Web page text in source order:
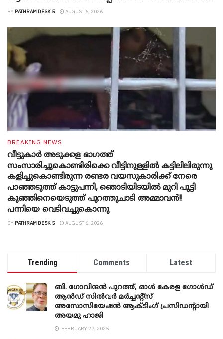
BY PATHRAM DESK 5 AUGUST 6, 2026
BREAKING NEWS
വീട്ടുകാർ അ‌ടുക്കള ഭാ​ഗത്ത്
സംസാരിച്ചുകൊണ്ടിരിക്കെ വീട്ടിനുള്ളിൽ കട്ടിലിലിരുന്നു
കളിച്ചുകൊണ്ടിരുന്ന രണ്ടര വയസുകാരിക്ക് നേരെ
പാഞ്ഞടുത്ത് കാട്ടുപന്നി, ‍ഞൊടിയി‌ടയിൽ മുറി പൂട്ടി
കുഞ്ഞിനെയെടുത്ത് പുറത്തുചാടി അമ്മാവൻ!!
പന്നിയെ വെടിവച്ചുകൊന്നു
BY PATHRAM DESK 5 AUGUST 6, 2026
Trending Comments Latest
ബി. ​ഗോവിന്ദൻ പുറത്ത്, ഓൾ കേരള ഗോൾഡ്
ആൻഡ് സിൽവർ മർച്ചന്റ്സ്
അസോസിയേഷൻ ആക്ടിംഗ് പ്രസിഡന്റായി
അയമു ഹാജി
FEBRUARY 27, 2025